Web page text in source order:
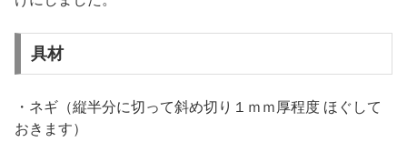
具材
・ネギ（縦半分に切って斜め切り１ｍｍ厚程度 ほぐして
おきます）